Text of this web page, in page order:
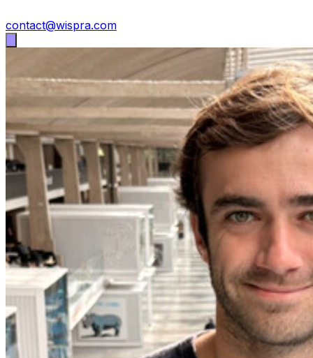
contact@wispra.com